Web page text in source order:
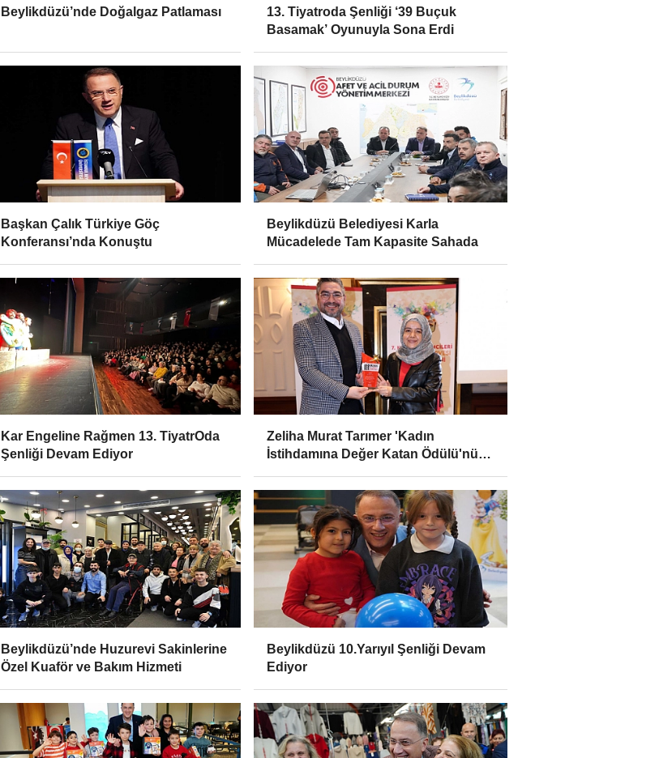
Beylikdüzü’nde Doğalgaz Patlaması
13. Tiyatroda Şenliği ‘39 Buçuk
Basamak’ Oyunuyla Sona Erdi
Başkan Çalık Türkiye Göç
Konferansı’nda Konuştu
Beylikdüzü Belediyesi Karla
Mücadelede Tam Kapasite Sahada
Kar Engeline Rağmen 13. TiyatrOda
Şenliği Devam Ediyor
Zeliha Murat Tarımer 'Kadın
İstihdamına Değer Katan Ödülü'nü
Beylikdüzü’nde Huzurevi Sakinlerine
Özel Kuaför ve Bakım Hizmeti
Beylikdüzü 10.Yarıyıl Şenliği Devam
Ediyor